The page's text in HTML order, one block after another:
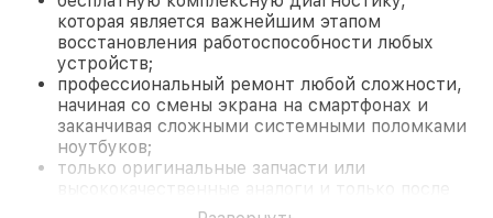
которая является важнейшим этапом
восстановления работоспособности любых
устройств;
профессиональный ремонт любой сложности,
начиная со смены экрана на смартфонах и
заканчивая сложными системными поломками
ноутбуков;
только оригинальные запчасти или
согласования с клиентом.